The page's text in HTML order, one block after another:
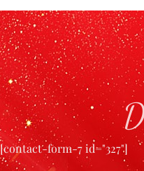
[contact-form-7 id="327"]